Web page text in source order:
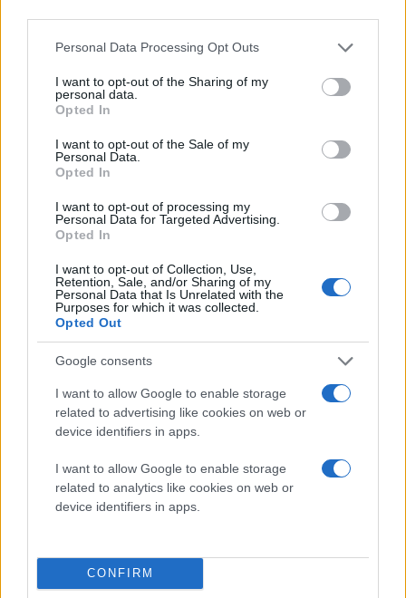
Please note that this website/app uses one or more Google
not limited to your visit or usage behaviour. You may click to
grant or deny consent to Google and its third-party tags to
use your data for below specified purposes in below Google
consent section.
Personal Data Processing Opt Outs
I want to opt-out of the Sharing of my
personal data.
Opted In
I want to opt-out of the Sale of my
Personal Data.
Opted In
I want to opt-out of processing my
Personal Data for Targeted Advertising.
Opted In
I want to opt-out of Collection, Use,
Retention, Sale, and/or Sharing of my
Personal Data that Is Unrelated with the
Purposes for which it was collected.
Opted Out
Google consents
I want to allow Google to enable storage
related to advertising like cookies on web or
device identifiers in apps.
I want to allow Google to enable storage
related to analytics like cookies on web or
device identifiers in apps.
CONFIRM
Οι πηγές έκαναν τότε λόγο για υποκλοπή 200.000
αριθμών πιστωτικών καρτών, χωρίς να υπάρχει
απωλειών...
Τελικά, οι ζημιές που προκάλεσε η επίθεση φαίνεται
να είναι πολύ μεγαλύτερες. Συγκεκριμένα, διέρρευσαν
360.000 αριθμοί λογαριασμών, από τους οποίους
παραβιάστηκαν οι 3.400, με τις συνολικές απώλειες
να φτάνουν στο ύψος των $2.7 εκατομμυρίων!
Η Citigroup σκοπεύει να αποζημιώσει τους πελάτες
της και έχει αντικαταστήσει ήδη 217.657 πιστωτικές
κάρτες, ενώ υπολογίζεται ότι όλη αυτή η ιστορία θα